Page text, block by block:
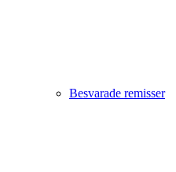
Besvarade remisser